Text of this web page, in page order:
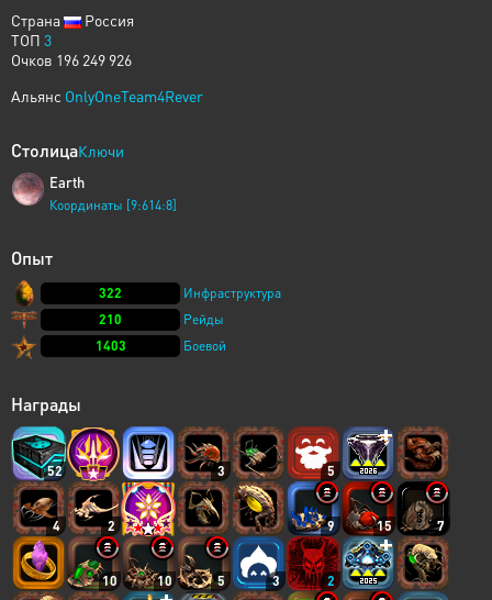
Страна
Россия
ТОП 3
Очков 196 249 926
Альянс OnlyOneTeam4Rever
СтолицаКлючи
Earth
Координаты [9:614:8]
Опыт
322
Инфраструктура
210
Рейды
1403
Боевой
Награды
52 3 5
4 2 9 15 7
10 10 5 3 2